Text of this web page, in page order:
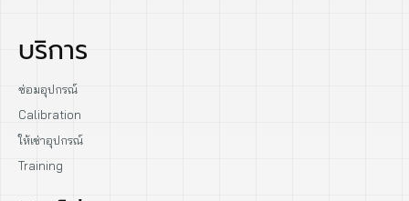
บริการ
ซ่อมอุปกรณ์
Calibration
ให้เช่าอุปกรณ์
Training